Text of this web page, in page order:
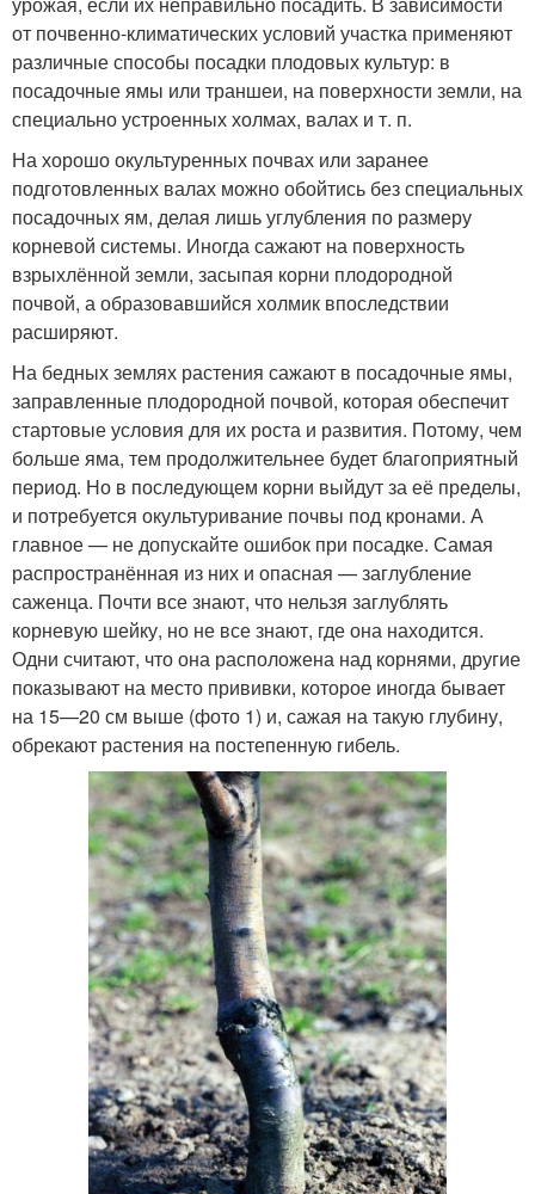
от почвенно-климатических условий участка применяют
различные способы посадки плодовых культур: в
посадочные ямы или траншеи, на поверхности земли, на
специально устроенных холмах, валах и т. п.
На хорошо окультуренных почвах или заранее
подготовленных валах можно обойтись без специальных
посадочных ям, делая лишь углубления по размеру
корневой системы. Иногда сажают на поверхность
взрыхлённой земли, засыпая корни плодородной
почвой, а образовавшийся холмик впоследствии
расширяют.
На бедных землях растения сажают в посадочные ямы,
заправленные плодородной почвой, которая обеспечит
стартовые условия для их роста и развития. Потому, чем
больше яма, тем продолжительнее будет благоприятный
период. Но в последующем корни выйдут за её пределы,
и потребуется окультуривание почвы под кронами. А
главное — не допускайте ошибок при посадке. Самая
распространённая из них и опасная — заглубление
саженца. Почти все знают, что нельзя заглублять
корневую шейку, но не все знают, где она находится.
Одни считают, что она расположена над корнями, другие
показывают на место прививки, которое иногда бывает
на 15—20 см выше (фото 1) и, сажая на такую глубину,
обрекают растения на постепенную гибель.